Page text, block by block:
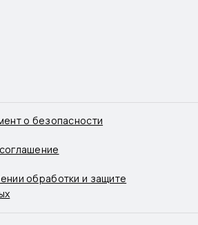
о безопасности
обработки и защите